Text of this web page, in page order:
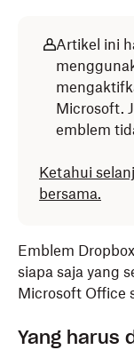
Artikel ini
Microsoft.
emblem
Ketahui
bersama.
Emblem Dropbox
siapa saja yang
Microsoft Office
Yang harus